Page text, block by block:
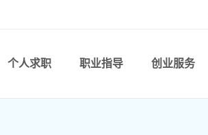
个人求职 职业指导 创业服务